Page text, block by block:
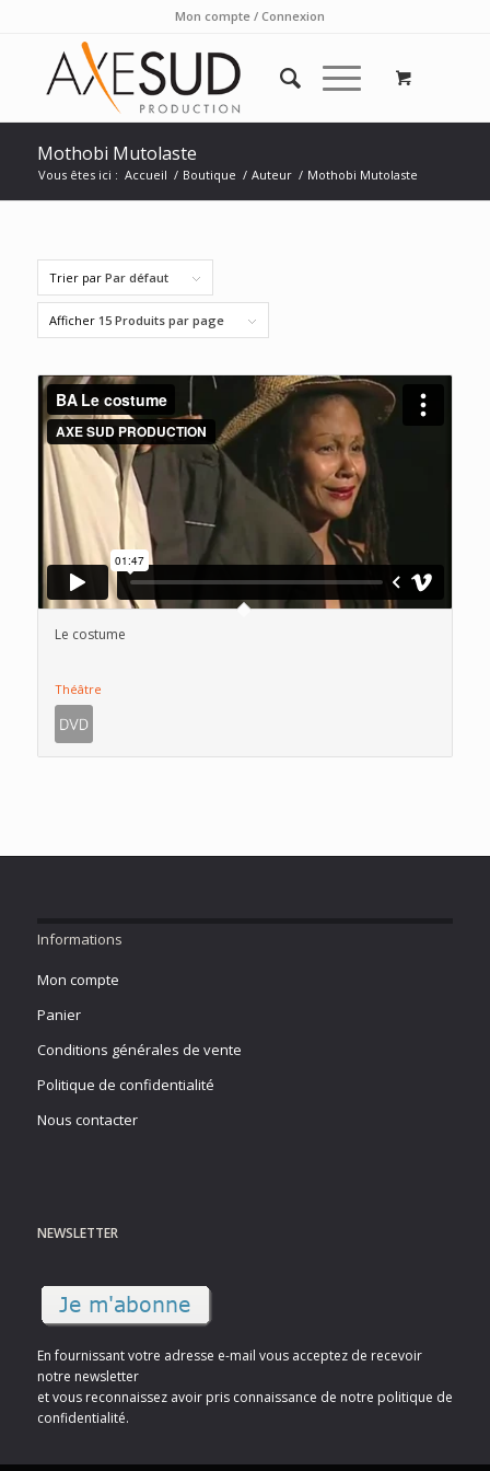
Mon compte / Connexion
Mothobi Mutolaste
Vous êtes ici : Accueil / Boutique / Auteur / Mothobi Mutolaste
Trier par Par défaut
Afficher 15 Produits par page
Le costume
Théâtre
Informations
Mon compte
Panier
Conditions générales de vente
Politique de confidentialité
Nous contacter
NEWSLETTER
En fournissant votre adresse e-mail vous acceptez de recevoir
notre newsletter
et vous reconnaissez avoir pris connaissance de notre politique de
confidentialité.